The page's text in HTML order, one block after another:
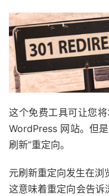
这个免费工具可让您
WordPress 网站。但
刷新”重定向。
元刷新重定向发生在浏
这意味着重定向会告诉